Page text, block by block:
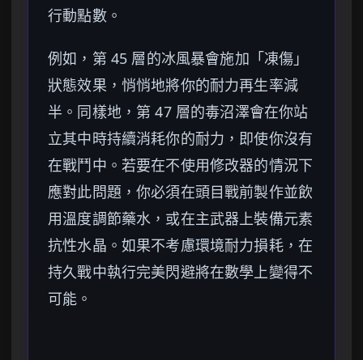
行動點數。
例如，第 45 層的冰風暴會施加「凍傷」
狀態效果，悄悄地將你的耐力再生率減
半。同樣地，第 47 層的毒沼澤會在你站
立其中時持續消耗你的耐力，即使你沒有
在戰鬥中。若要在不使用修改器的情況下
應對此問題，你必須在頭目戰前製作並飲
用溫度調節藥水，或在主武器上裝備元素
抗性水晶。如果不考慮環境耐力損耗，在
持久戰中執行完美閃避將在數學上變得不
可能。